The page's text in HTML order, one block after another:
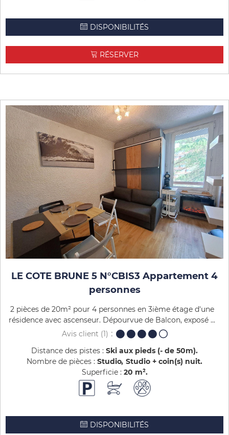
DISPONIBILITÉS
RÉSERVER
LE COTE BRUNE 5 N°CBIS3 Appartement 4
personnes
2 pièces de 20m² pour 4 personnes en 3ième étage d'une
résidence avec ascenseur. Dépourvue de Balcon, exposé ...
Avis client (1)
Distance des pistes : Ski aux pieds (- de 50m)
Nombre de pièces : Studio Studio + coin(s) nuit
Superficie : 20 m²
DISPONIBILITÉS